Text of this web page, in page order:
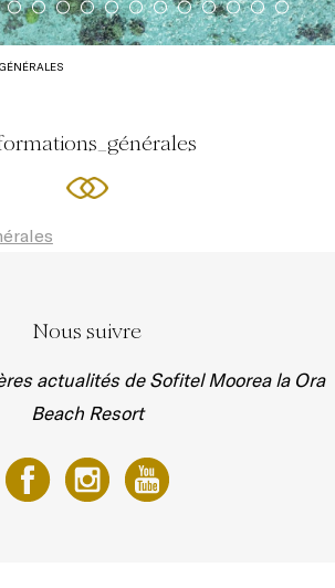
Nous suivre
actualités de Sofitel Moorea la Ora
Beach Resort